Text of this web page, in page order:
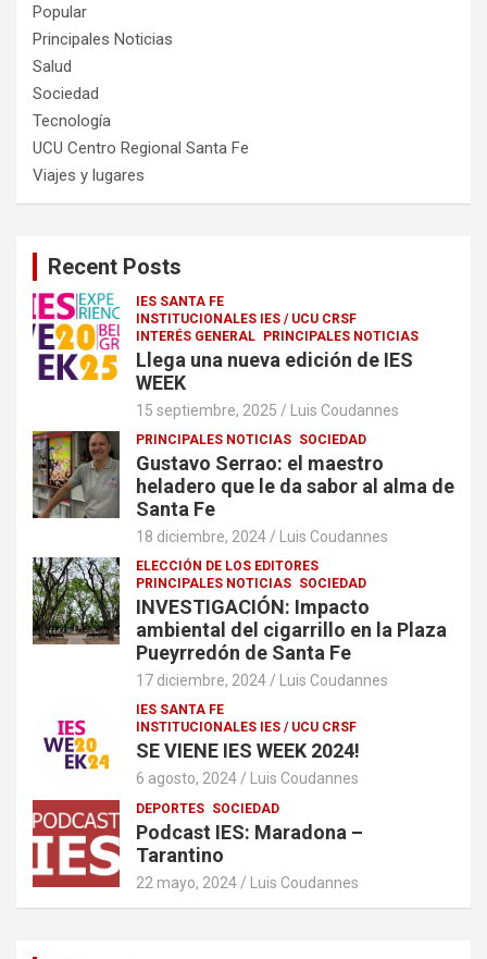
Popular
Principales Noticias
Salud
Sociedad
Tecnología
UCU Centro Regional Santa Fe
Viajes y lugares
Recent Posts
IES SANTA FE
INSTITUCIONALES IES / UCU CRSF
INTERÉS GENERAL PRINCIPALES NOTICIAS
Llega una nueva edición de IES
WEEK
15 septiembre, 2025 Luis Coudannes
PRINCIPALES NOTICIAS SOCIEDAD
Gustavo Serrao: el maestro
heladero que le da sabor al alma de
Santa Fe
18 diciembre, 2024 Luis Coudannes
ELECCIÓN DE LOS EDITORES
PRINCIPALES NOTICIAS SOCIEDAD
INVESTIGACIÓN: Impacto
ambiental del cigarrillo en la Plaza
Pueyrredón de Santa Fe
17 diciembre, 2024 Luis Coudannes
IES SANTA FE
INSTITUCIONALES IES / UCU CRSF
SE VIENE IES WEEK 2024!
6 agosto, 2024 Luis Coudannes
DEPORTES SOCIEDAD
Podcast IES: Maradona –
Tarantino
22 mayo, 2024 Luis Coudannes